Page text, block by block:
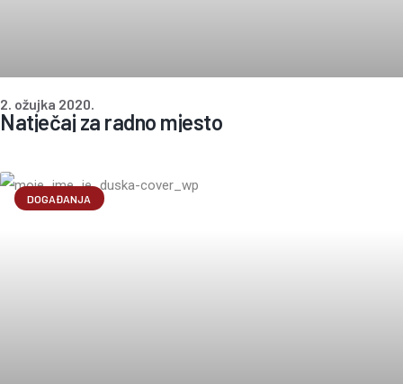
Natječaj za radno mjesto
2. ožujka 2020.
DOGAĐANJA